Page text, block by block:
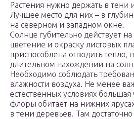
Растения нужно держать в тени
Лучшее место для них – в
на северном и западном окне.
Солнце губительно действует
цветение и окраску листовых
приспособлена отводить тепло,
длительном нахождении на
Необходимо соблюдать
влажности воздуха. Не менее
естественных условиях
флоры обитает на нижних
в тени деревьев. Там